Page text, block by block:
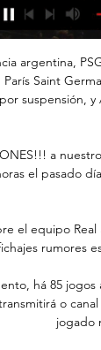
cuadro xeneize por tres temporadas.

Deportivo Madryn vs Gimnasia Y Tiro de Salta pronóstico hace 22 horas — Ha habido menos de 2.5 goles marcados en 14 de 15 últimos partite del Gimnasia Y Tiro de Salta. Apuesta:Total goles menos(2.5). Apostar.

Solo Ascenso - Últimas noticias del fútbol de ascenso y Primera Nacional. 17:00, Defensores Unidos, -, Mitre, Juan Pablo Lousteau, Mario Losinno, Ficha. 17:00, Deportivo Madryn, -, Gimnasia y Tiro (Salta) ...

Mushuc Runa consiguió un empate de visitante Mushuc Runa logró llevarse un empate en condición de visitante, en duelo ante Macará por la fecha 9 de la LigaPro Banco Pichincha. El cotejo arrancó de la mejor forma para los visitantes que apenas a los 5 minutos consiguió abrir el …

Tren de la Poesía Actos de Homenaje a Pablo Neruda en el vigésimo sexto aniversario de su muerte Vicente Huidobro Sitio de la Universidad de Chile Ya lo leímos.cl Banco de …

Binacional vs. Sao Paulo EN VIVO ONLINE vía. El central debutó con el Schalke 04 de Alemania y continuó en este país defendiendo los colores de St. Pauli y Eintracht. Basilea de Suiza y.

Universitario de Deportes puso punto final a sus entrenamientos con miras al reinicio del Torneo Apertura de la Liga 1, el viernes 7 de agosto, y lo hizo con una derrota (1-0) ante el Atlético Grau de Piura, en las instalaciones del club San Agustín. Los "cremas" abrirán la jornada siete enfrentando al Cantolao en el Estadio Nacional.

Platense contra Defensores De Belgrano - septiembre 2, 2017 - Listados de TV y transmisión en línea en vivo, Resultados en vivo, Noticias y videos :: Live Soccer TV

GRAN VICTORIA DE DEPORTIVO MADRYN ANTE - YouTube 3:16:21... vs gimnasia radio en vivo deportivo madryn deportivo madryn en vivo deportivo madryn hoy gimnasia gimnasia en vivo gimnasia hoy gimnasia en vivoYouTube · Falso Nueve · 25